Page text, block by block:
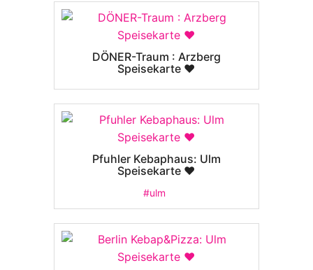
DÖNER-Traum : Arzberg
Speisekarte ❤️
Pfuhler Kebaphaus: Ulm
Speisekarte ❤️
#ulm